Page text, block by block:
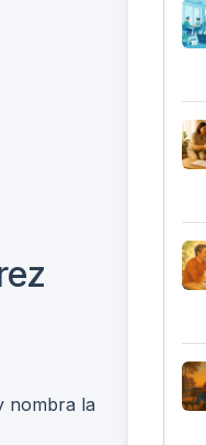
nombra la